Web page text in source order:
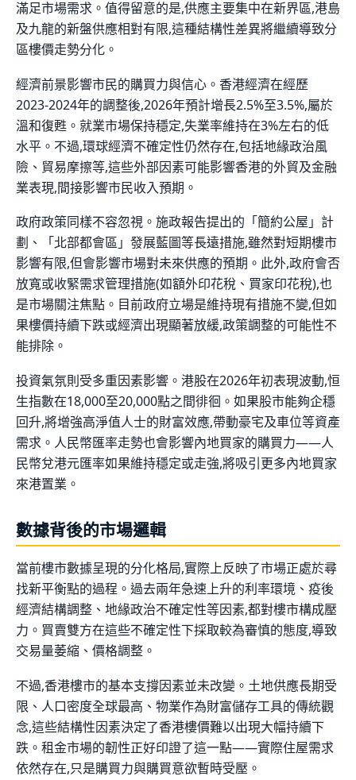
滿足市場需求。值得留意的是,供應主要集中在新界區,港島
及九龍的新盤供應相對有限,這種結構性差異將繼續導致分
區樓價走勢分化。
經濟前景影響市民的購買力與信心。香港經濟在經歷
2023-2024年的調整後,2026年預計增長2.5%至3.5%,屬於
溫和復甦。就業市場保持穩定,失業率維持在3%左右的低
水平。不過,環球經濟不確定性仍然存在,包括地緣政治風
險、貿易摩擦等,這些外部因素可能影響香港的外貿及金融
業表現,間接影響市民收入預期。
政府政策同樣不容忽視。施政報告提出的「簡約公屋」計
劃、「北部都會區」發展藍圖等長遠措施,雖然對短期樓市
影響有限,但會影響市場對未來供應的預期。此外,政府會否
放寬或收緊需求管理措施(如額外印花稅、買家印花稅),也
是市場關注焦點。目前政府立場是維持現有措施不變,但如
果樓價持續下跌或經濟出現顯著放緩,政策調整的可能性不
能排除。
投資氣氛則受多重因素影響。港股在2026年初表現波動,恒
生指數在18,000至20,000點之間徘徊。如果股市能夠企穩
回升,將增強高淨值人士的財富效應,帶動豪宅及車位等資產
需求。人民幣匯率走勢也會影響內地買家的購買力——人
民幣兌港元匯率如果維持穩定或走強,將吸引更多內地買家
來港置業。
數據背後的市場邏輯
當前樓市數據呈現的分化格局,實際上反映了市場正處於尋
找新平衡點的過程。過去兩年急速上升的利率環境、疫後
經濟結構調整、地緣政治不確定性等因素,都對樓市構成壓
力。買賣雙方在這些不確定性下採取較為審慎的態度,導致
交易量萎縮、價格調整。
不過,香港樓市的基本支撐因素並未改變。土地供應長期受
限、人口密度全球最高、物業作為財富儲存工具的傳統觀
念,這些結構性因素決定了香港樓價難以出現大幅持續下
跌。租金市場的韌性正好印證了這一點——實際住屋需求
依然存在,只是購買力與購買意欲暫時受壓。